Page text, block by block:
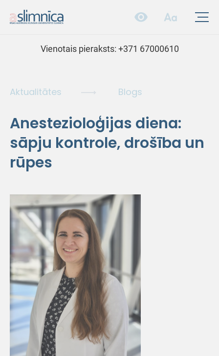
Vienotais pieraksts: +371 67000610
Aktualitātes Blogs
Anestezioloģijas diena:
sāpju kontrole, drošība un
rūpes